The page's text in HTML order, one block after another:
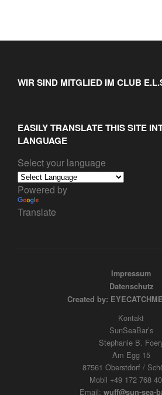
WIR SIND MITGLIED IM CLUB
EASILY TRANSLATE THIS SITE
LANGUAGE
Select your language
Powered by
Translate
Impressum
Datenschutz
Created by:
Kontakt
SunSeaBar’s
Stephanie B.
Am Egg 15
87561 Oberstdorf /
Mobil +49 172 768
Email: wuff@sun-sea-